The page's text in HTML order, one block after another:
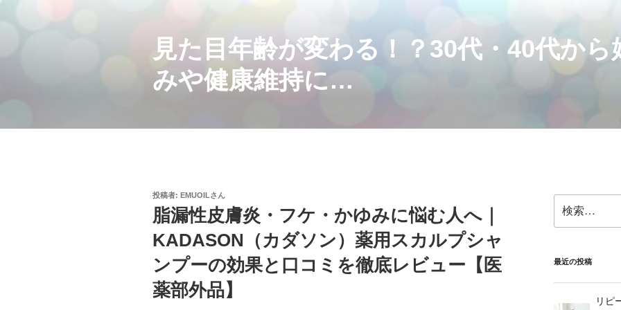
見た目年齢が変わる！？30代・40代か
みや健康維持に…
投
稿
日:
投稿者: EMUOILさん
脂漏性皮膚炎・フケ・かゆみに悩む人へ｜
KADASON（カダソン）薬用スカルプシャ
ンプーの効果と口コミを徹底レビュー【医
薬部外品】
索:
最近の投稿
リピ